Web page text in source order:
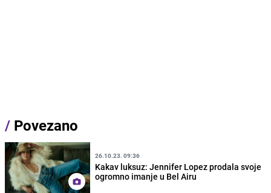
/ Povezano
26.10.23. 09:36
Kakav luksuz: Jennifer Lopez prodala svoje
ogromno imanje u Bel Airu